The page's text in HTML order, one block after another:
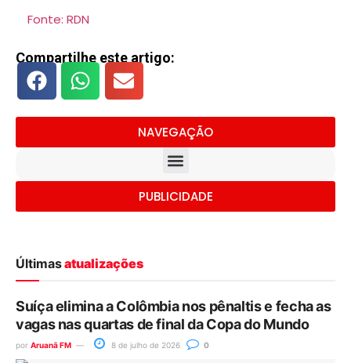
Fonte: RDN
Compartilhe este artigo:
NAVEGAÇÃO
PUBLICIDADE
Últimasatualizações
Suíça elimina a Colômbia nos pênaltis e fecha as
vagas nas quartas de final da Copa do Mundo
por Aruanã FM 8 de julho de 2026 0